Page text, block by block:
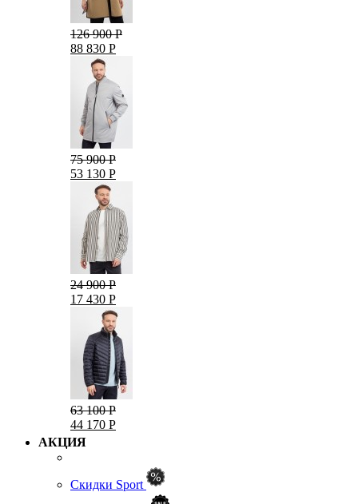
126 900 Р
88 830 Р
75 900 Р
53 130 Р
24 900 Р
17 430 Р
63 100 Р
44 170 Р
АКЦИЯ
Скидки Sport